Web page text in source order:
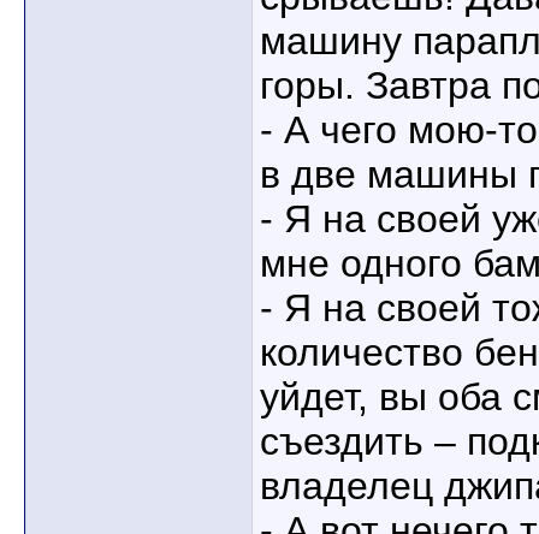
машину
горы. Завтра
- А чего мою-
в две машины
- Я на своей
мне одного
- Я на своей
количество
уйдет, вы оба
съездить –
владелец